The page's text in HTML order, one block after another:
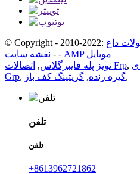
داغ
- نقشه سایت -
AMP موبایل
نویز پله فایبرگلاس, اتصالات Frp,
Grp, گیره رنده, گریتینگ کف باز ,
تلفن
تلفن
+8613962721862